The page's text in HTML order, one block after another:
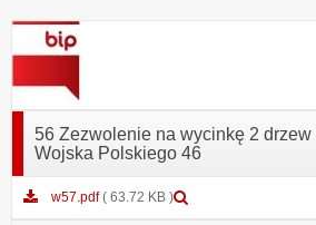
56 Zezwolenie na wycinkę 2 drzew
Wojska Polskiego 46
w57.pdf ( 63.72 KB )
załącznika